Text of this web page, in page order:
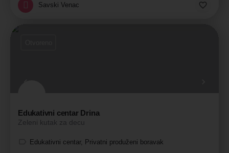
Savski Venac
Edukativni centar Drina
Zeleni kutak za decu
Edukativni centar, Privatni produženi boravak